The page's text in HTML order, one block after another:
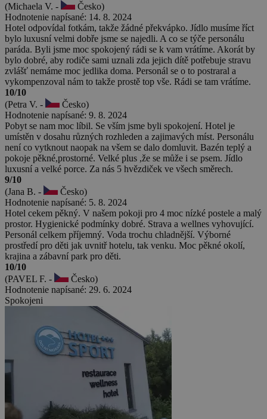
(Michaela V. -
Česko)
Hodnotenie napísané: 14. 8. 2024
Hotel odpovídal fotkám, takže žádné překvápko. Jídlo musíme říct
bylo luxusní velmi dobře jsme se najedli. A co se týče personálu
paráda. Byli jsme moc spokojený rádi se k vam vrátíme. Akorát by
bylo dobré, aby rodiče sami uznali zda jejich dítě potřebuje stravu
zvlášť nemáme moc jedlika doma. Personál se o to postraral a
vykompenzoval nám to takže prostě top vše. Rádi se tam vrátíme.
10/10
(Petra V. -
Česko)
Hodnotenie napísané: 9. 8. 2024
Pobyt se nam moc líbil. Se vším jsme byli spokojení. Hotel je
umístěn v dosahu různých rozhleden a zajimavých míst. Personálu
není co vytknout naopak na všem se dalo domluvit. Bazén teplý a
pokoje pěkné,prostorné. Velké plus ,že se může i se psem. Jídlo
luxusní a velké porce. Za nás 5 hvězdiček ve všech směrech.
9/10
(Jana B. -
Česko)
Hodnotenie napísané: 5. 8. 2024
Hotel cekem pěkný. V našem pokoji pro 4 moc nízké postele a malý
prostor. Hygienické podmínky dobré. Strava a wellnes vyhovující.
Personál celkem příjemný. Voda trochu chladnější. Výborné
prostředí pro děti jak uvnitř hotelu, tak venku. Moc pěkné okolí,
krajina a zábavní park pro děti.
10/10
(PAVEL F. -
Česko)
Hodnotenie napísané: 29. 6. 2024
Spokojeni